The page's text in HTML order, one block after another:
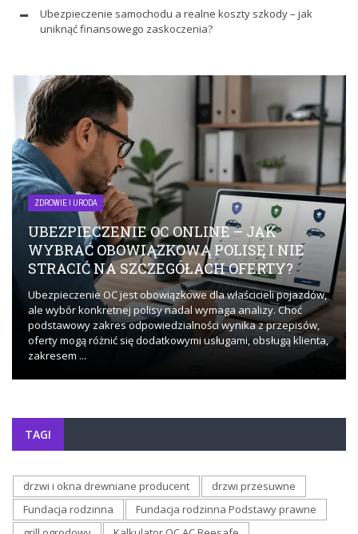
Ubezpieczenie samochodu a realne koszty szkody – jak
uniknąć finansowego zaskoczenia?
ZDROWIE I URODA
UBEZPIECZENIE OC ONLINE – JAK
WYBRAĆ OBOWIĄZKOWĄ POLISĘ I NIE
STRACIĆ NA SZCZEGÓŁACH OFERTY?
Ubezpieczenie OC jest obowiązkowe dla właścicieli pojazdów,
ale wybór konkretnej polisy nadal wymaga analizy. Choć
podstawowy zakres odpowiedzialności wynika z przepisów,
oferty mogą różnić się dodatkowymi usługami, obsługą klienta,
zakresem ...
TAGI
drzwi i okna drewniane producent
drzwi przesuwne
Fundacja rodzinna
Fundacja rodzinna Podstawy prawne